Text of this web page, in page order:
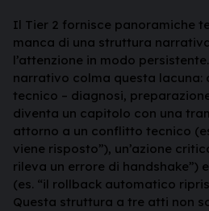
Il Tier 2 fornisce panoramiche
manca di una struttura
l’attenzione in modo
narrativo colma questa lacuna:
tecnico – diagnosi,
diventa un capitolo con una
attorno a un conflitto tecnico
viene risposto”), un’azione
rileva un errore di handshake”)
(es. “il rollback automatico
Questa struttura a tre atti non